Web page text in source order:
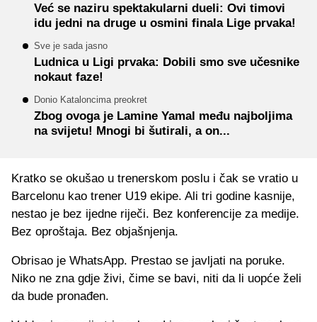
Već se naziru spektakularni dueli: Ovi timovi
idu jedni na druge u osmini finala Lige prvaka!
Sve je sada jasno
Ludnica u Ligi prvaka: Dobili smo sve učesnike
nokaut faze!
Donio Kataloncima preokret
Zbog ovoga je Lamine Yamal među najboljima
na svijetu! Mnogi bi šutirali, a on...
Kratko se okušao u trenerskom poslu i čak se vratio u
Barcelonu kao trener U19 ekipe. Ali tri godine kasnije,
nestao je bez ijedne riječi. Bez konferencije za medije.
Bez oproštaja. Bez objašnjenja.
Obrisao je WhatsApp. Prestao se javljati na poruke.
Niko ne zna gdje živi, čime se bavi, niti da li uopće želi
da bude pronađen.